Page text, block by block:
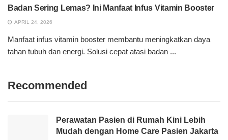
Badan Sering Lemas? Ini Manfaat Infus Vitamin Booster
APRIL 24, 2026
Manfaat infus vitamin booster membantu meningkatkan daya
tahan tubuh dan energi. Solusi cepat atasi badan ...
Recommended
Perawatan Pasien di Rumah Kini Lebih
Mudah dengan Home Care Pasien Jakarta